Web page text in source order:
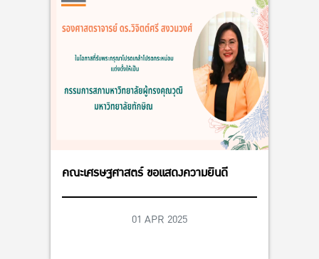
คณะเศรษฐศาสตร์ ขอแสดงความยินดี
01 APR 2025